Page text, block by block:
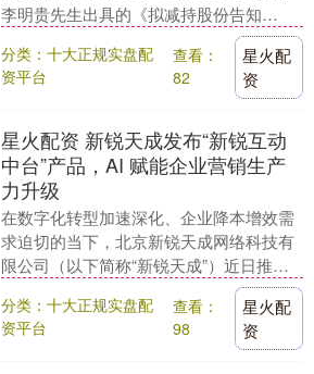
李明贵先生出具的《拟减持股份告知
函》，李明贵先生拟自本公告披露之日
起....
分类：十大正规实盘配
资平台
查看：
82
星火配
资
星火配资 新锐天成发布“新锐互动
中台”产品，AI 赋能企业营销生产
力升级
在数字化转型加速深化、企业降本增效需
求迫切的当下，北京新锐天成网络科技有
限公司（以下简称“新锐天成”）近日推出
其战略级产品 ——“新锐互动中台”。该产
品以中台化....
分类：十大正规实盘配
资平台
查看：
98
星火配
资